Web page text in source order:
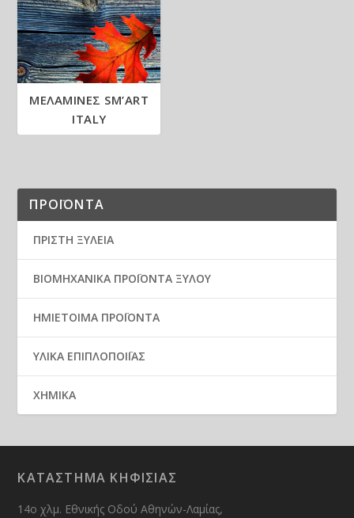
ΜΕΛΑΜΙΝΕΣ SM’ART
ITALY
ΠΡΟΪΟΝΤΑ
ΠΡΙΣΤΗ ΞΥΛΕΙΑ
ΒΙΟΜΗΧΑΝΙΚΑ ΠΡΟΪΟΝΤΑ ΞΥΛΟΥ
ΗΜΙΕΤΟΙΜΑ ΠΡΟΪΟΝΤΑ
ΥΛΙΚΑ ΕΠΙΠΛΟΠΟΙΪΑΣ
ΧΗΜΙΚΑ
ΚΑΤΑΣΤΗΜΑ ΚΗΦΙΣΙΑΣ
14ο χλμ. Εθνικής Οδού Αθηνών-Λαμίας,